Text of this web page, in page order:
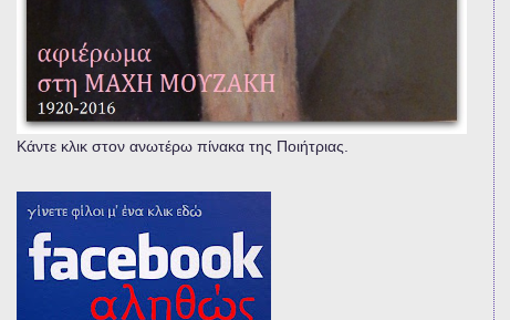
Κάντε κλικ στον ανωτέρω πίνακα της Ποιήτριας.